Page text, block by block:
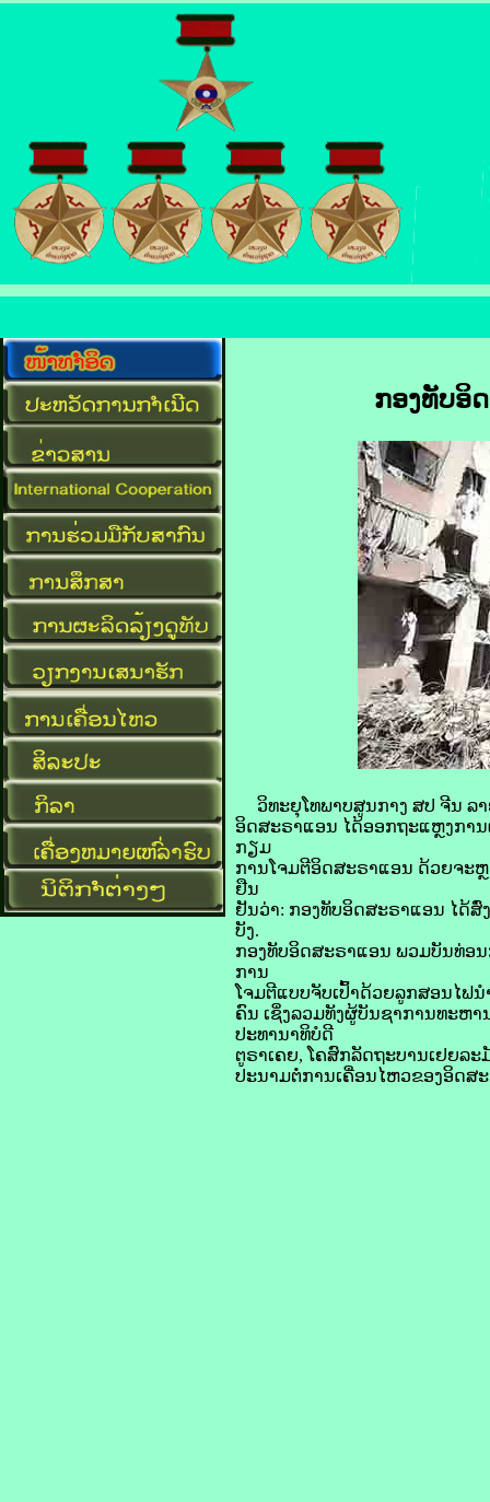
ກອງທັບ​ອິ
ວິທະຍຸ​ໂທ​ພາບ​ສູນ​ກາງ ​ສປ ຈີນ ລາ
ອິດ​ສະ​ຣາ​ແອນ ​ໄດ້​ອອກ​ຖະແຫຼງກາ
ກຽມ
ການ​ໂຈມ​ຕີ​ອິດ​ສະ​ຣາ​ແອນ ​ດ້ວຍ​ຈະ​
ຢືນ
ຢັນ​ວ່າ: ກອງທັບ​ອິດ​ສະ​ຣາ​ແອນ ​ໄດ້​
ບັງ.
ກອງທັບ​ອິດ​ສະ​ຣາ​ແອນ ​ພວມ​ບັນ​ທ່ອ
ການ
ໂຈມ​ຕີ​ແບບ​ຈັບ​ເປົ້າ​ດ້ວຍ​ລູກ​ສອນ​ໄຟ​ນໍ
ຄົນ ​ເຊິ່ງ​ລວມ​ທັງ​ຜູ້​ບັນຊາ​ການ​ທະຫາ
ປະທານາທິບໍດີ​
ຕູ​ຣາ​ເຄຍ, ໂຄສົກ​ລັດຖະບານ​ເຢຍ​ລ
ປະນາມ​ຕໍ່​ການເຄື່ອນໄຫວ​ຂອງ​ອິດ​ສ